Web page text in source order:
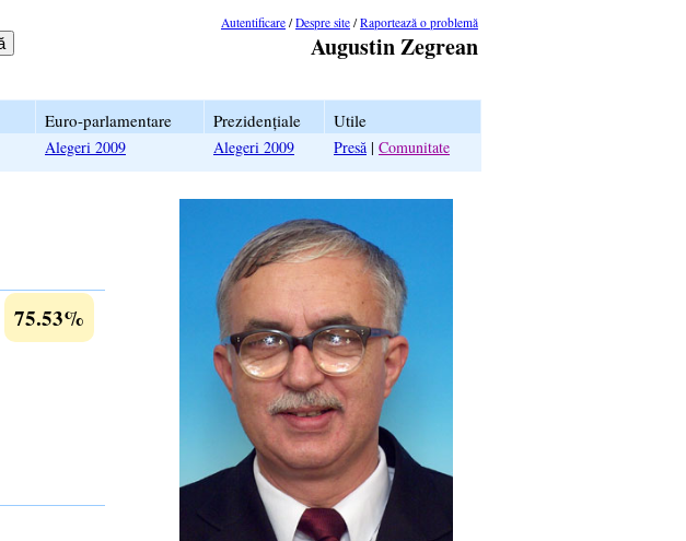
Autentificare /Despre site /Raportează o problemă
Augustin Zegrean
Euro-parlamentare Prezidențiale Utile
Alegeri 2009 Alegeri 2009 Presă | Comunitate
75.53%